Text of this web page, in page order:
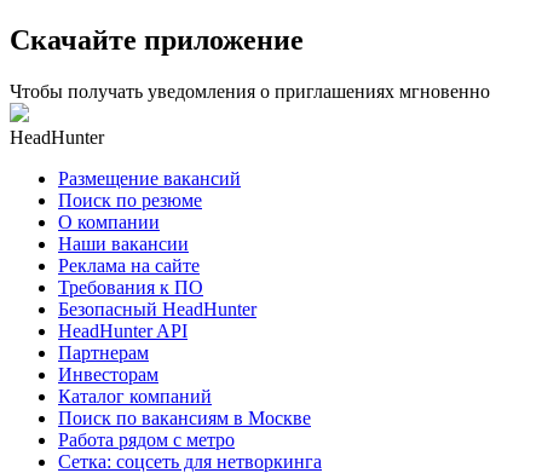
Скачайте приложение
Чтобы получать уведомления о приглашениях мгновенно
HeadHunter
Размещение вакансий
Поиск по резюме
О компании
Наши вакансии
Реклама на сайте
Требования к ПО
Безопасный HeadHunter
HeadHunter API
Партнерам
Инвесторам
Каталог компаний
Поиск по вакансиям в Москве
Работа рядом с метро
Сетка: соцсеть для нетворкинга